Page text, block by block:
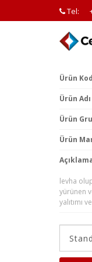
Tel:
Ürün
Ürün Adı
Ürün
Ürün
levha
yürünen
yalıtımı